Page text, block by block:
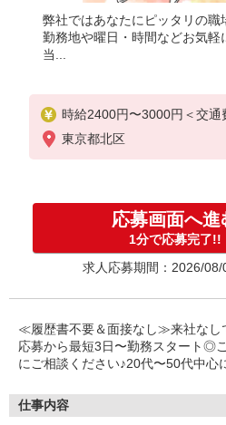
弊社ではあなたにピッタリの職
勤務地や曜日・時間などお気軽
当...
時給2400円〜3000円＜交通
む)/日払い可/週払い可＞
東京都北区
応募画面へ進
1分で応募完了!!
求人応募期間：2026/
≪履歴書不要＆面接なし≫来社なし
応募から最短3日〜勤務スタート◎
にご相談ください♪20代〜50代中心
仕事内容